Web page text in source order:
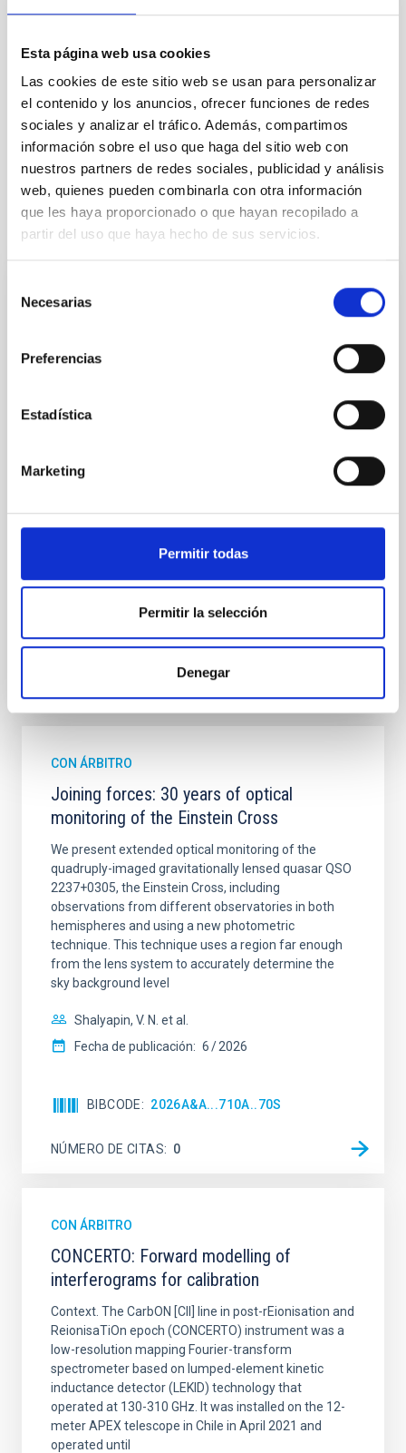
Esta página web usa cookies
Las cookies de este sitio web se usan para personalizar
el contenido y los anuncios, ofrecer funciones de redes
sociales y analizar el tráfico. Además, compartimos
información sobre el uso que haga del sitio web con
nuestros partners de redes sociales, publicidad y análisis
web, quienes pueden combinarla con otra información
que les haya proporcionado o que hayan recopilado a
partir del uso que haya hecho de sus servicios.
Necesarias
Preferencias
Estadística
Marketing
Permitir todas
Permitir la selección
Denegar
CON ÁRBITRO
Física estelar e interestelar (FEEI)
Sistema Solar y Sistemas Planetarios (SEYSS)
Métodos
Estallidos de rayos gamma
Te puede interesar
CON ÁRBITRO
the inner dark matter density slopes of
Aims. We aim to investigate the connection between
particular, we tested whether the burstiness and
temporal distribution of star formation influence the
Sarrato-Alós, J. et al.
Fecha de publicación: 6 2026
BIBCODE 2026A&A...710A..95S
CON ÁRBITRO
Joining forces: 30 years of optical
monitoring of the Einstein Cross
We present extended optical monitoring of the
quadruply-imaged gravitationally lensed quasar QSO
2237+0305, the Einstein Cross, including
observations from different observatories in both
hemispheres and using a new photometric
technique. This technique uses a region far enough
from the lens system to accurately determine the
sky background level
Shalyapin, V. N. et al.
Fecha de publicación: 6 2026
BIBCODE 2026A&A...710A..70S
NÚMERO DE CITAS 0
CON ÁRBITRO
CONCERTO: Forward modelling of
interferograms for calibration
Context. The CarbON [CII] line in post-rEionisation and
ReionisaTiOn epoch (CONCERTO) instrument was a
low-resolution mapping Fourier-transform
spectrometer based on lumped-element kinetic
inductance detector (LEKID) technology that
operated at 130-310 GHz. It was installed on the 12-
meter APEX telescope in Chile in April 2021 and
operated until